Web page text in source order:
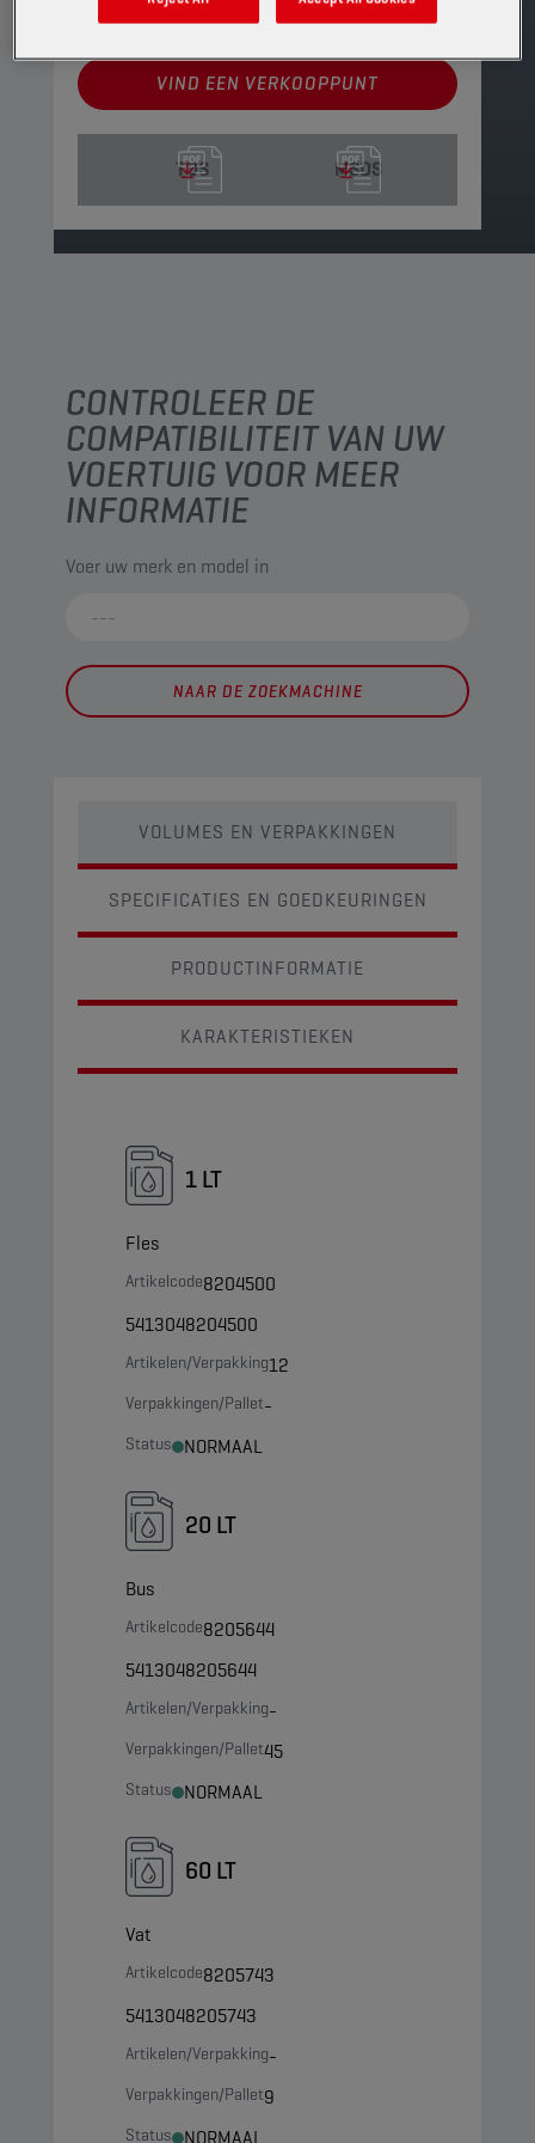
Leverbare volumes en verpakkingen weergeven
VIND EEN VERKOOPPUNT
TDS MSDS
CONTROLEER DE
COMPATIBILITEIT VAN UW
VOERTUIG VOOR MEER
INFORMATIE
Voer uw merk en model in
NAAR DE ZOEKMACHINE
VOLUMES EN VERPAKKINGEN
SPECIFICATIES EN GOEDKEURINGEN
PRODUCTINFORMATIE
KARAKTERISTIEKEN
1 LT
Fles
Artikelcode8204500
5413048204500
Artikelen/Verpakking12
Verpakkingen/Pallet-
Status NORMAAL
20 LT
Bus
Artikelcode8205644
5413048205644
Artikelen/Verpakking-
Verpakkingen/Pallet45
Status NORMAAL
60 LT
Vat
Artikelcode8205743
5413048205743
Artikelen/Verpakking-
Verpakkingen/Pallet9
Status NORMAAL